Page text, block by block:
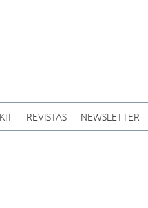
REVISTAS NEWSLETTER